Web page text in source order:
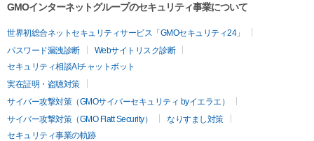
GMOインターネットグループのセキュリティ事業について
世界初総合ネットセキュリティサービス「GMOセキュリティ24」
パスワード漏洩診断
Webサイトリスク診断
セキュリティ相談AIチャットボット
実在証明・盗聴対策
サイバー攻撃対策（GMOサイバーセキュリティ byイエラエ）
サイバー攻撃対策（GMO Flatt Security）
なりすまし対策
セキュリティ事業の軌跡